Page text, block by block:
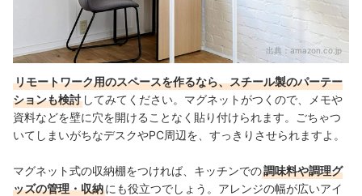
出典：amazon.co.jp
リモートワーク用のスペースを作るなら、スチール製のパーテー
ションも検討 してみてください。マグネットがつくので、メモや
資料などを壁に穴を開けることなく貼り付けられます。ごちゃつ
いてしまいがちなデスクやPC周辺を、すっきりさせられますよ。
マグネット式の収納棚をつければ、キッチンでの調味料や調理グ
ッズの管理・収納にも役立つでしょう。アレンジの幅が広いアイ